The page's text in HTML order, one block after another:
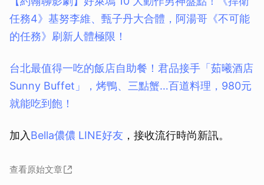
任務4》基努李維、甄子丹大合體，阿湯哥《不可能
的任務》刷新人體極限！
台北最值得一吃的飯店自助餐！君品接手「茹曦酒店
Sunny Buffet」，烤鴨、三點蟹…百道料理，980元
就能吃到飽！
加入Bella儂儂 LINE好友 ，接收流行時尚新訊。
查看原始文章